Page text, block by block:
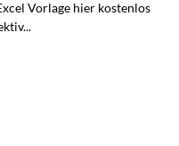
Vorlage hier kostenlos